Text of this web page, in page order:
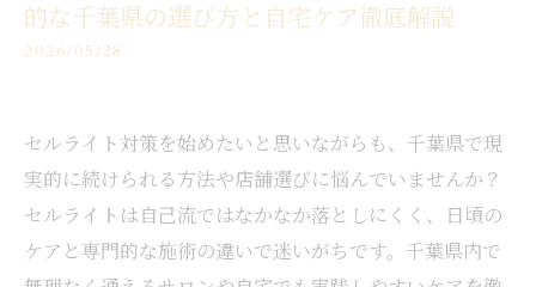
的な千葉県の選び方と自宅ケア徹底解説
2026/05/28
セルライト対策を始めたいと思いながらも、千葉県で現
実的に続けられる方法や店舗選びに悩んでいませんか？
セルライトは自己流ではなかなか落としにくく、日頃の
ケアと専門的な施術の違いで迷いがちです。千葉県内で